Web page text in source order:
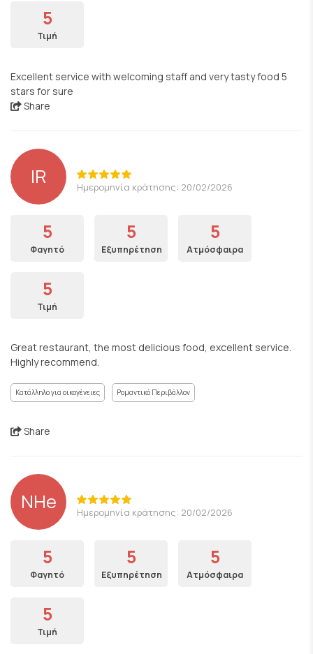
5
Τιμή
Excellent service with welcoming staff and very tasty food 5
stars for sure
Share
IR Ημερομηνία κράτησης: 20/02/2026
5
Φαγητό
5
Εξυπηρέτηση
5
Ατμόσφαιρα
5
Τιμή
Great restaurant, the most delicious food, excellent service.
Highly recommend.
Κατάλληλο για οικογένειες Ρομαντικό Περιβάλλον
Share
NHe Ημερομηνία κράτησης: 20/02/2026
5
Φαγητό
5
Εξυπηρέτηση
5
Ατμόσφαιρα
5
Τιμή